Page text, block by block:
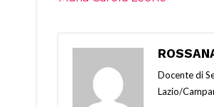
Docente di
Lazio/